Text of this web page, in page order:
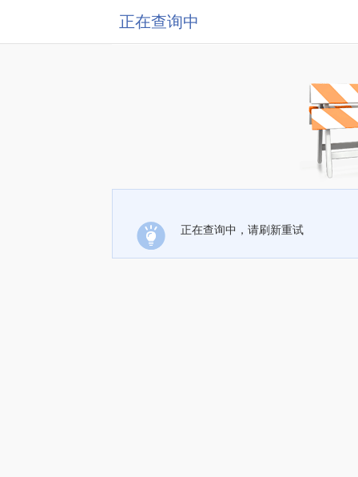
正在查询中
正在查询中，请刷新重试